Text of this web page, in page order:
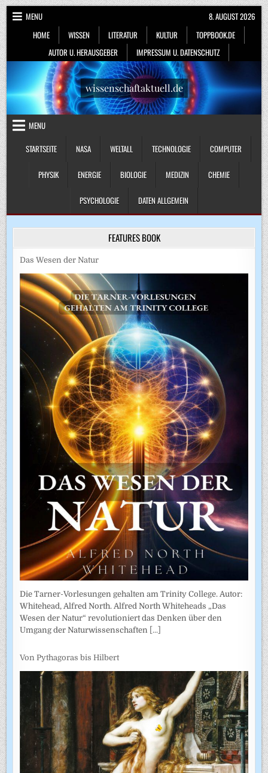
Skip
to
content
MENU
HOME
WISSEN LITERATUR KULTUR
TOPPBOOK.DE
AUTOR U. HERAUSGEBER
IMPRESSUM U. DATENSCHUTZ
8. AUGUST 2026
wissenschaftaktuell.de
MENU
STARTSEITE
NASA WELTALL TECHNOLOGIE COMPUTER
PHYSIK ENERGIE BIOLOGIE MEDIZIN CHEMIE
PSYCHOLOGIE DATEN ALLGEMEIN
FEATURES BOOK
Das Wesen der Natur
Die Tarner-Vorlesungen gehalten am Trinity College. Autor:
Whitehead, Alfred North. Alfred North Whiteheads „Das
Wesen der Natur“ revolutioniert das Denken über den
Umgang der Naturwissenschaften [...]
Von Pythagoras bis Hilbert